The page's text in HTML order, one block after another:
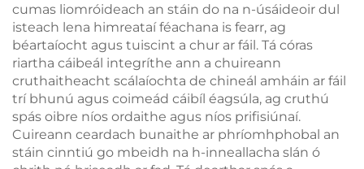
cumas liomróideach an stáin do na n-úsáideoir dul
isteach lena himreataí féachana is fearr, ag
béartaíocht agus tuiscint a chur ar fáil. Tá córas
riartha cáibeál integríthe ann a chuireann
cruthaitheacht scálaíochta de chineál amháin ar fáil
trí bhunú agus coimeád cáibíl éagsúla, ag cruthú
spás oibre níos ordaithe agus níos prifisiúnaí.
Cuireann ceardach bunaithe ar phríomhphobal an
stáin cinntiú go mbeidh na h-inneallacha slán ó